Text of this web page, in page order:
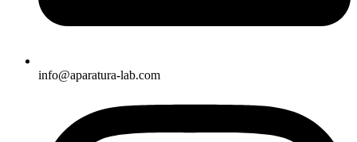
info@aparatura-lab.com